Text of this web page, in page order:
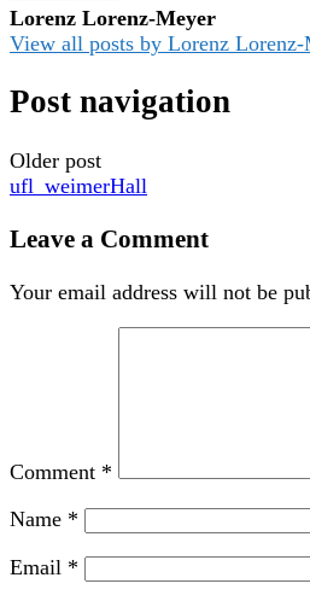
Lorenz Lorenz-Meyer
View all posts by Lorenz
Post navigation
Older post
ufl_weimerHall
Leave a Comment
Your email address will not be
Comment *
Name *
Email *